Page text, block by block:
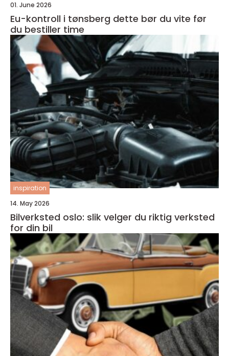
01. June 2026
Eu-kontroll i tønsberg dette bør du vite før
du bestiller time
inspiration
14. May 2026
Bilverksted oslo: slik velger du riktig verksted
for din bil